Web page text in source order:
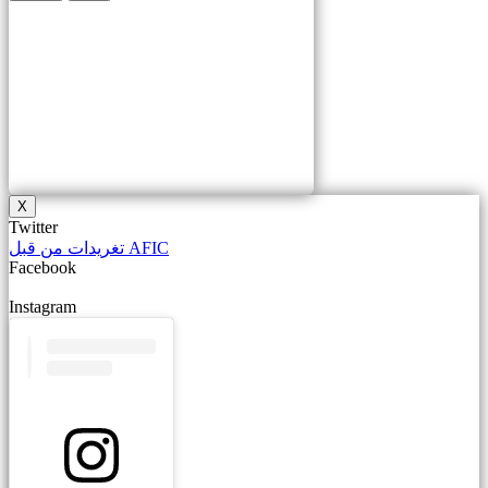
X
Twitter
تغريدات من قبل AFIC
Facebook
Instagram